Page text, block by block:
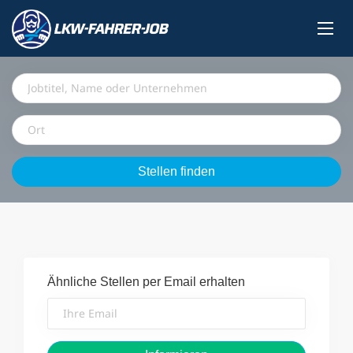
Jobtitel,
Name
Unternehmen
Ort
Stellen
finden
Stellen finden
Ähnliche Stellen per Email erhalten